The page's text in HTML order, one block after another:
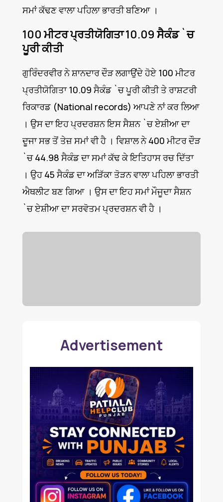
ਸਮਾਂ ਕੱਢਣ ਵਾਲਾ ਪਹਿਲਾ ਭਾਰਤੀ ਬਣਿਆ ।
100 ਮੀਟਰ ਪ੍ਰਤੀਯੋਗਿਤਾ 10.09 ਸੈਕੰਡ `ਚ
ਪੂਰੀ ਕੀਤੀ
ਗੁਰਿੰਦਰਵੀਰ ਨੇ ਸ਼ਾਨਦਾਰ ਦੌੜ ਲਗਾਉਂਦੇ ਹੋਏ 100 ਮੀਟਰ
ਪ੍ਰਤੀਯੋਗਿਤਾ 10.09 ਸੈਕੰਡ `ਚ ਪੂਰੀ ਕੀਤੀ ਤੇ ਰਾਸ਼ਟਰੀ
ਰਿਕਾਰਡ (National records) ਆਪਣੇ ਨਾਂ ਕਰ ਲਿਆ
। ਉਸ ਦਾ ਇਹ ਪ੍ਰਦਰਸ਼ਨ ਇਸ ਸੈਸ਼ਨ `ਚ ਏਸ਼ੀਆ ਦਾ
ਦੂਜਾ ਸਭ ਤੋਂ ਤੇਜ਼ ਸਮਾਂ ਵੀ ਹੈ । ਵਿਸ਼ਾਲ ਨੇ 400 ਮੀਟਰ ਦੌੜ
`ਚ 44.98 ਸੈਕੰਡ ਦਾ ਸਮਾਂ ਕੱਢ ਕੇ ਇਤਿਹਾਸ ਰਚ ਦਿੱਤਾ
। ਉਹ 45 ਸੈਕੰਡ ਦਾ ਅੜਿੱਕਾ ਤੋੜਨ ਵਾਲਾ ਪਹਿਲਾ ਭਾਰਤੀ
ਐਥਲੀਟ ਬਣ ਗਿਆ । ਉਸ ਦਾ ਇਹ ਸਮਾਂ ਮੌਜੂਦਾ ਸੈਸ਼ਨ
`ਚ ਏਸ਼ੀਆ ਦਾ ਸਰਵੋਤਮ ਪ੍ਰਦਰਸ਼ਨ ਵੀ ਹੈ ।
Advertisement